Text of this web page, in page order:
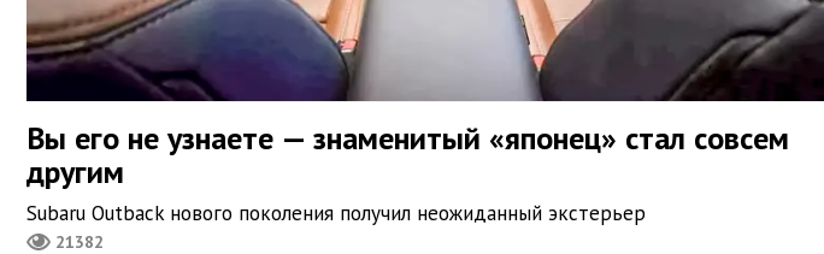
Вы его не узнаете — знаменитый «японец» стал совсем
другим
Subaru Outback нового поколения получил неожиданный экстерьер
21382